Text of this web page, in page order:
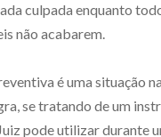
culpada enquanto
não acabarem.
é uma situação
se tratando de um
pode utilizar durante